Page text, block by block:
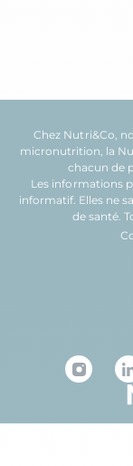
Chez Nutri&Co,
micronutrition , la
chacun de
Les informations
informatif. Elles ne
de santé.